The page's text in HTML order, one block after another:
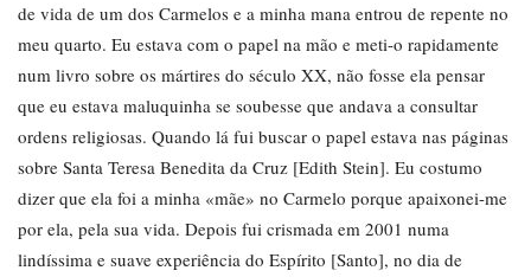
de vida de um dos Carmelos e a minha mana entrou de repente no
meu quarto. Eu estava com o papel na mão e meti-o rapidamente
num livro sobre os mártires do século XX, não fosse ela pensar
que eu estava maluquinha se soubesse que andava a consultar
ordens religiosas. Quando lá fui buscar o papel estava nas páginas
sobre Santa Teresa Benedita da Cruz [Edith Stein]. Eu costumo
dizer que ela foi a minha «mãe» no Carmelo porque apaixonei-me
por ela, pela sua vida. Depois fui crismada em 2001 numa
lindíssima e suave experiência do Espírito [Santo], no dia de